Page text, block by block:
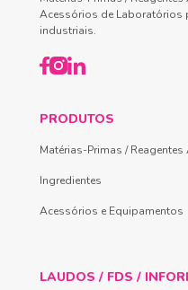
Acessórios de Laboratórios
industriais.
PRODUTOS
Matérias-Primas /
Ingredientes
Acessórios e Equipamentos
LAUDOS / FDS /